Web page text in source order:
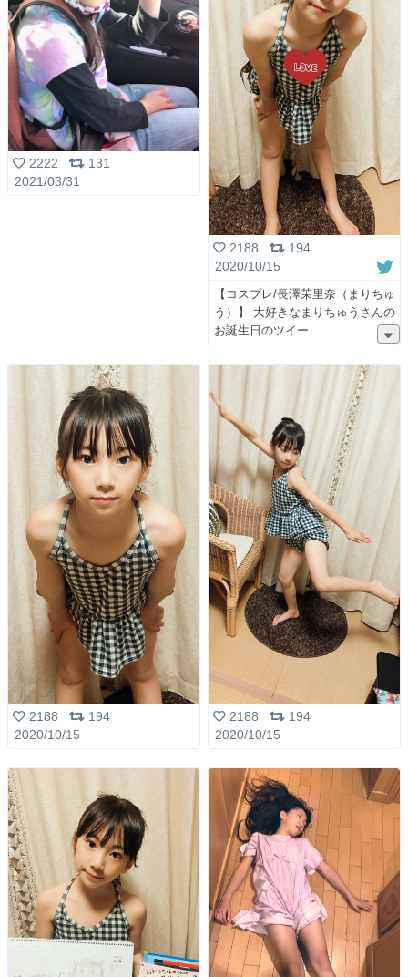
2222
131
2021/03/31
2188
194
2020/10/15
【コスプレ/長澤茉里奈（まりちゅ
う）】 大好きなまりちゅうさんの
お誕生日のツイー
2188
194
2020/10/15
2188
194
2020/10/15